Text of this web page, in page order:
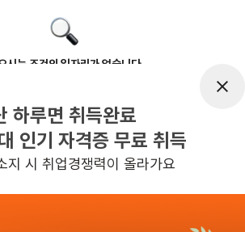
시는 조건의 일자리가 없습니다
3KM 이내의 일자리 확인하기
하루면 취득완료
인기 자격증 무료 취득
지 시 취업경쟁력이 올라가요